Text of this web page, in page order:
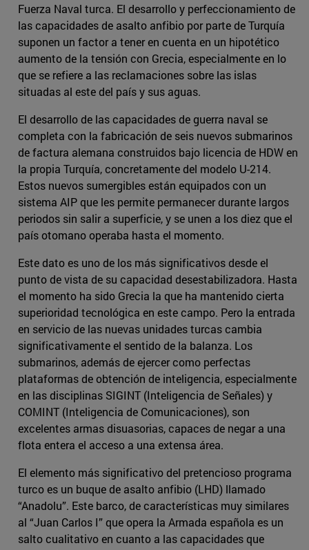
Fuerza Naval turca. El desarrollo y perfeccionamiento de
las capacidades de asalto anfibio por parte de Turquía
suponen un factor a tener en cuenta en un hipotético
aumento de la tensión con Grecia, especialmente en lo
que se refiere a las reclamaciones sobre las islas
situadas al este del país y sus aguas.
El desarrollo de las capacidades de guerra naval se
completa con la fabricación de seis nuevos submarinos
de factura alemana construidos bajo licencia de HDW en
la propia Turquía, concretamente del modelo U-214.
Estos nuevos sumergibles están equipados con un
sistema AIP que les permite permanecer durante largos
periodos sin salir a superficie, y se unen a los diez que el
país otomano operaba hasta el momento.
Este dato es uno de los más significativos desde el
punto de vista de su capacidad desestabilizadora. Hasta
el momento ha sido Grecia la que ha mantenido cierta
superioridad tecnológica en este campo. Pero la entrada
en servicio de las nuevas unidades turcas cambia
significativamente el sentido de la balanza. Los
submarinos, además de ejercer como perfectas
plataformas de obtención de inteligencia, especialmente
en las disciplinas SIGINT (Inteligencia de Señales) y
COMINT (Inteligencia de Comunicaciones), son
excelentes armas disuasorias, capaces de negar a una
flota entera el acceso a una extensa área.
El elemento más significativo del pretencioso programa
turco es un buque de asalto anfibio (LHD) llamado
“Anadolu”. Este barco, de características muy similares
al “Juan Carlos I” que opera la Armada española es un
salto cualitativo en cuanto a las capacidades que